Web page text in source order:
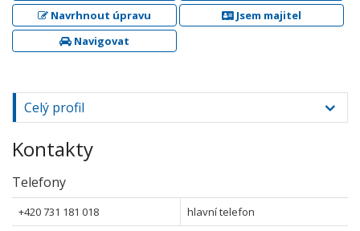
Navrhnout úpravu
Jsem majitel
Navigovat
Celý profil
Kontakty
Telefony
+420 731 181 018 hlavní telefon